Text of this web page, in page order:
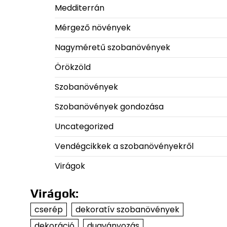
Medditerrán
Mérgező növények
Nagyméretű szobanövények
Örökzöld
Szobanövények
Szobanövények gondozása
Uncategorized
Vendégcikkek a szobanövényekről
Virágok
Virágok:
cserép
dekoratív szobanövények